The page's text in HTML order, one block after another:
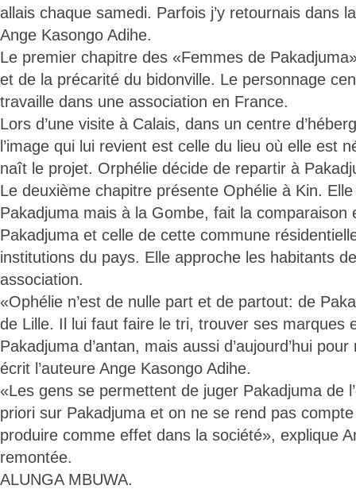
allais chaque samedi. Parfois j’y retournais dans
Ange Kasongo Adihe.
Le premier chapitre des «Femmes de
et de la précarité du bidonville. Le personnage
travaille dans une association en France.
Lors d’une visite à Calais, dans un centre
l’image qui lui revient est celle du lieu où elle est
naît le projet. Orphélie décide de repartir à
Le deuxième chapitre présente Ophélie à Kin.
Pakadjuma mais à la Gombe, fait la comparaison
Pakadjuma et celle de cette commune
institutions du pays. Elle approche les habitants
association.
«Ophélie n’est de nulle part et de partout: de
de Lille. Il lui faut faire le tri, trouver ses marques
Pakadjuma d’antan, mais aussi d’aujourd’hui
écrit l’auteure Ange Kasongo Adihe.
«Les gens se permettent de juger Pakadjuma de
priori sur Pakadjuma et on ne se rend pas
produire comme effet dans la société», explique
remontée.
ALUNGA MBUWA.